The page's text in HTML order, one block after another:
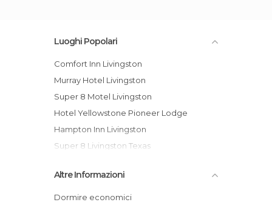
Luoghi Popolari
Comfort Inn Livingston
Murray Hotel Livingston
Super 8 Motel Livingston
Hotel Yellowstone Pioneer Lodge
Hampton Inn Livingston
Super 8 Livingston Texas
Westminster Hotel
Quality Inn Livingston
Altre Informazioni
Dormire economici